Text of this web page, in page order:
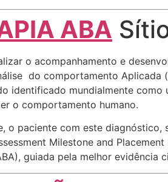
ABA
o acompanhamento e
do comportamento Aplicada
identificado mundialmente
o comportamento humano.
o paciente com este diagnóstico,
Milestone and
guiada pela melhor evidência